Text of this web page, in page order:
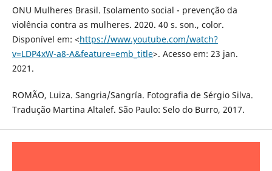
ONU Mulheres Brasil. Isolamento social - prevenção da
violência contra as mulheres. 2020. 40 s. son., color.
Disponível em: <https://www.youtube.com/watch?
v=LDP4xW-a8-A&feature=emb_title>. Acesso em: 23 jan.
2021.
ROMÃO, Luiza. Sangria/Sangría. Fotografia de Sérgio Silva.
Tradução Martina Altalef. São Paulo: Selo do Burro, 2017.